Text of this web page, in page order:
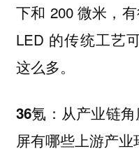
下和 200 微米，
LED 的传统工艺
这么多。
36氪：从产业链
屏有哪些上游产业